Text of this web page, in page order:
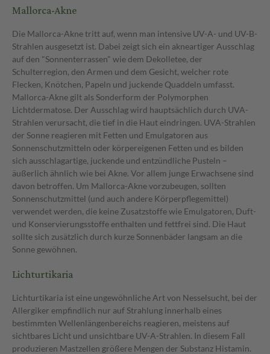
Mallorca-Akne
Die Mallorca-Akne tritt auf, wenn man intensive UV-A- und UV-B-
Strahlen ausgesetzt ist. Dabei zeigt sich ein akneartiger Ausschlag
auf den "Sonnenterrassen" wie dem Dekolletee, der
Schulterregion, den Armen und dem Gesicht, welcher rote
Flecken, Knötchen, Papeln und juckende Quaddeln umfasst.
Mallorca-Akne gilt als Sonderform der Polymorphen
Lichtdermatose. Der Ausschlag wird hauptsächlich durch UVA-
Strahlen verursacht, die tief in die Haut eindringen. UVA-Strahlen
der Sonne reagieren mit Fetten und Emulgatoren aus
Sonnenschutzmitteln oder körpereigenen Fetten und es bilden
sich ausschlagartige, juckende und entzündliche Pusteln –
äußerlich ähnlich wie bei Akne. Vor allem junge Erwachsene sind
davon betroffen. Um Mallorca-Akne vorzubeugen, sollten
Sonnenschutzmittel (und auch andere Körperpflegemittel)
verwendet werden, die keine Zusatzstoffe wie Emulgatoren, Duft-
und Konservierungsstoffe enthalten und fettfrei sind. Die Haut
sollte sich zusätzlich durch kurze Sonnenbäder langsam an die
Sonne gewöhnen.
Lichturtikaria
Lichturtikaria ist eine ungewöhnliche Art von Nesselsucht, bei der
Allergiker empfindlich nur auf Strahlung innerhalb eines
bestimmten Wellenlängenbereichs reagieren, meistens auf
sichtbares Licht und unsichtbare UV-A-Strahlen. In diesem Fall
produzieren Mastzellen größere Mengen der Substanz Histamin.